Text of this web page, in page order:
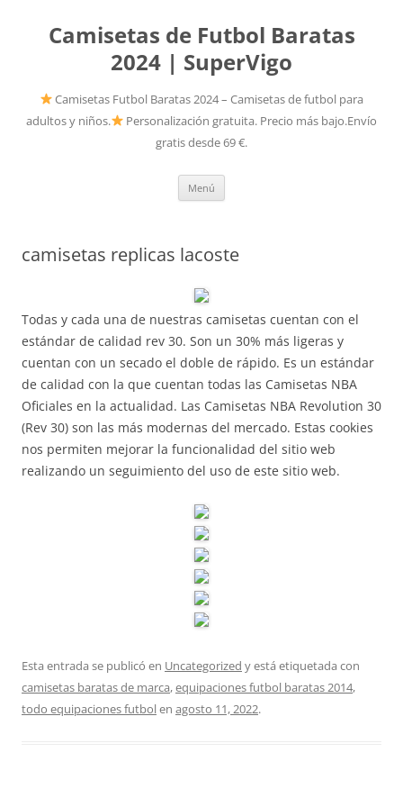
Camisetas de Futbol Baratas
2024 | SuperVigo
Camisetas Futbol Baratas 2024 – Camisetas de futbol para
adultos y niños.
Personalización gratuita. Precio más bajo.Envío
gratis desde 69 €.
Menú
camisetas replicas lacoste
Todas y cada una de nuestras camisetas cuentan con el
estándar de calidad rev 30. Son un 30% más ligeras y
cuentan con un secado el doble de rápido. Es un estándar
de calidad con la que cuentan todas las Camisetas NBA
Oficiales en la actualidad. Las Camisetas NBA Revolution 30
(Rev 30) son las más modernas del mercado. Estas cookies
nos permiten mejorar la funcionalidad del sitio web
realizando un seguimiento del uso de este sitio web.
Esta entrada se publicó en Uncategorized y está etiquetada con
camisetas baratas de marca,equipaciones futbol baratas 2014,
todo equipaciones futbolen agosto 11, 2022.